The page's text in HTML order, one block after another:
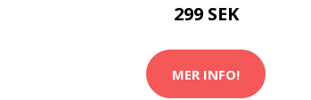
299 SEK
MER INFO!